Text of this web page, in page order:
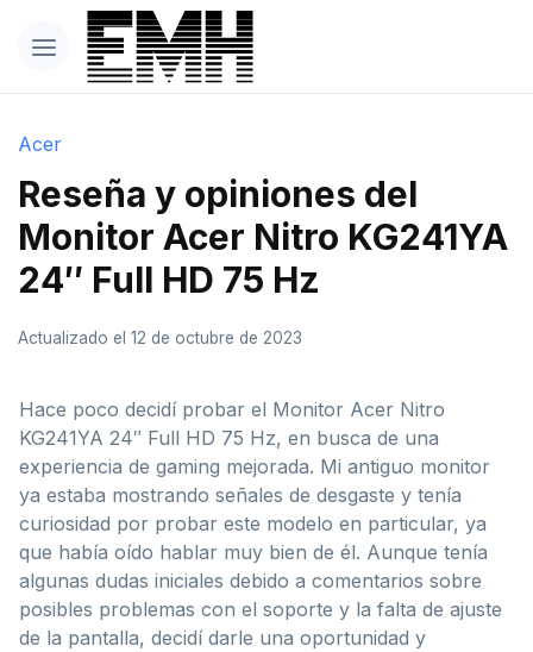
Acer
Reseña y opiniones del
Monitor Acer Nitro KG241YA
24″ Full HD 75 Hz
Actualizado el 12 de octubre de 2023
Hace poco decidí probar el Monitor Acer Nitro
KG241YA 24″ Full HD 75 Hz, en busca de una
experiencia de gaming mejorada. Mi antiguo monitor
ya estaba mostrando señales de desgaste y tenía
curiosidad por probar este modelo en particular, ya
que había oído hablar muy bien de él. Aunque tenía
algunas dudas iniciales debido a comentarios sobre
posibles problemas con el soporte y la falta de ajuste
de la pantalla, decidí darle una oportunidad y